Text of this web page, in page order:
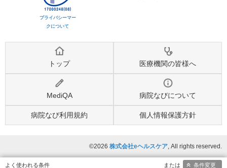
プライバシーマー
クについて
トップ 医療機関の皆様へ
MediQA 病院なびについて
病院なび利用規約 個人情報保護方針
©2026 株式会社eヘルスケア, All rights reserved.
条件変更